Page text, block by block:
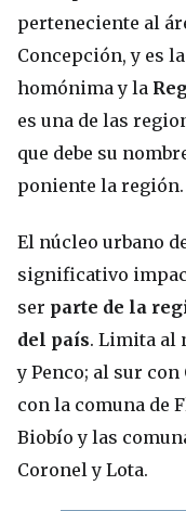
perteneciente al
Concepción, y es
homónima y la
es una de las
que debe su
poniente la región.
El núcleo urbano
significativo
ser parte de la
del país. Limita al
y Penco; al sur
con la comuna de
Biobío y las
Coronel y Lota.